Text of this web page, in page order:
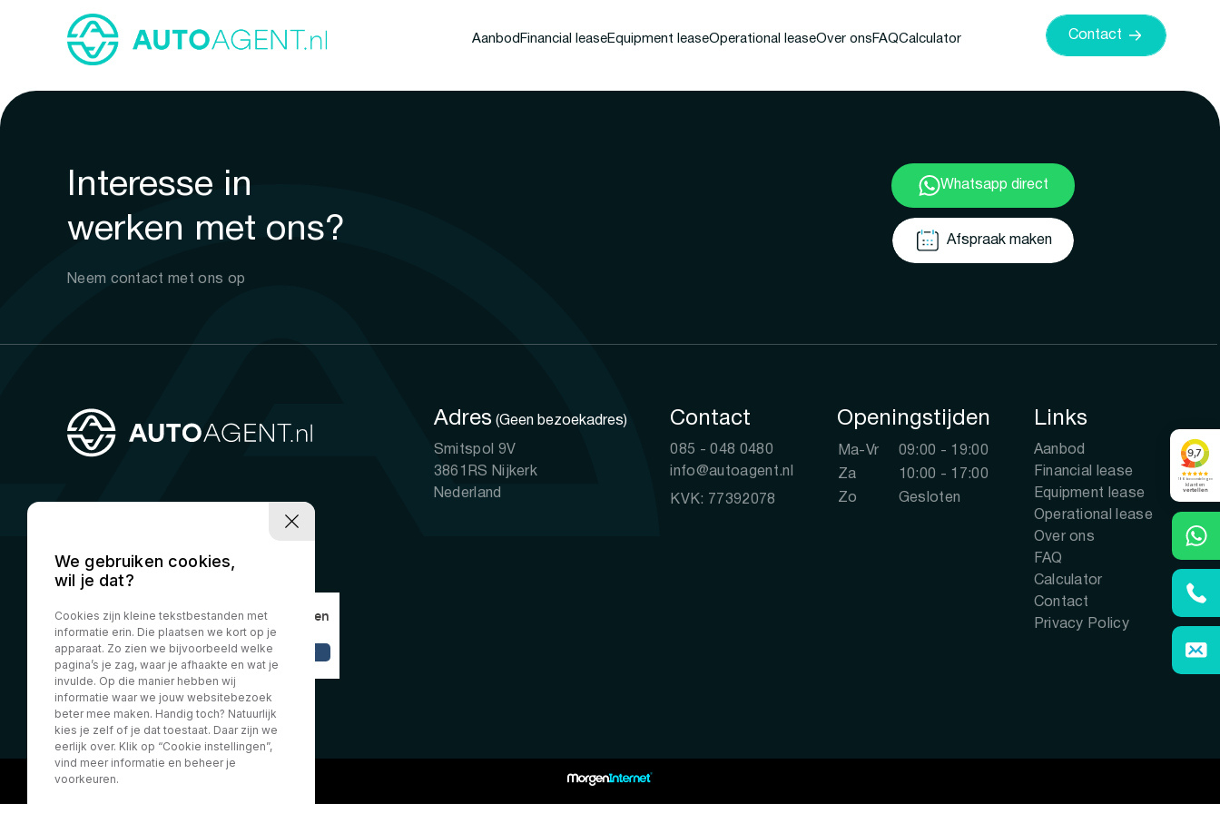
Aanbod Financial leaseEquipment leaseOperational leaseOver ons FAQCalculator Contact
Interesse in
werken met ons?
Neem contact met ons op
Whatsapp direct
Afspraak maken
Adres (Geen bezoekadres)
Smitspol 9V
3861RS Nijkerk
Nederland
Contact
085 - 048 0480
info@autoagent.nl
KVK: 77392078
Openingstijden
Ma-Vr
09:00 - 19:00
Za
10:00 - 17:00
Zo
Gesloten
Links
Aanbod
Financial lease
Equipment lease
Operational lease
Over ons
FAQ
Calculator
Contact
Privacy Policy
We gebruiken cookies,
wil je dat?
Cookies zijn kleine tekstbestanden met
informatie erin. Die plaatsen we kort op je
apparaat. Zo zien we bijvoorbeeld welke
pagina’s je zag, waar je afhaakte en wat je
invulde. Op die manier hebben wij
informatie waar we jouw websitebezoek
beter mee maken. Handig toch? Natuurlijk
kies je zelf of je dat toestaat. Daar zijn we
eerlijk over. Klik op “Cookie instellingen”,
vind meer informatie en beheer je
voorkeuren.